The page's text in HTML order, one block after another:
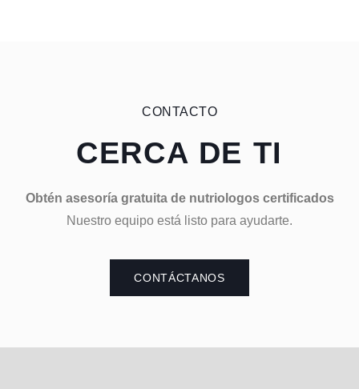
CONTACTO
CERCA DE TI
Obtén asesoría gratuita de nutriologos certificados
Nuestro equipo está listo para ayudarte.
CONTÁCTANOS